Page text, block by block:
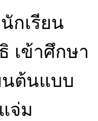
กเรียน
เข้าศึกษา
นต้นแบบ
จ่ม